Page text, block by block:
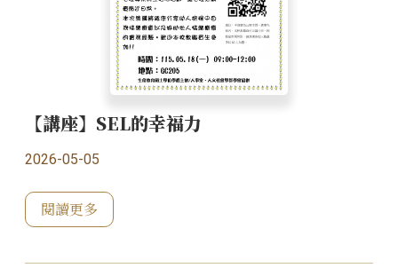
【講座】SEL的幸福力
2026-05-05
閱讀更多